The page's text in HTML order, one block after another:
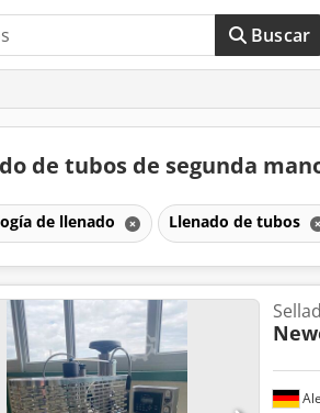
Buscar
de tubos de segunda
de llenado Llenado de tubos